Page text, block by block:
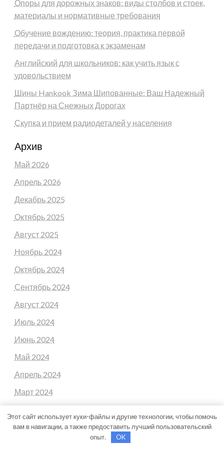
Опоры для дорожных знаков: виды столбов и стоек,
материалы и нормативные требования
Обучение вождению: теория, практика первой
передачи и подготовка к экзаменам
Английский для школьников: как учить язык с
удовольствием
Шины Hankook Зима Шипованные: Ваш Надежный
Партнёр на Снежных Дорогах
Скупка и прием радиодеталей у населения
Архив
Май 2026
Апрель 2026
Декабрь 2025
Октябрь 2025
Август 2025
Ноябрь 2024
Октябрь 2024
Сентябрь 2024
Август 2024
Июль 2024
Июнь 2024
Май 2024
Апрель 2024
Март 2024
Ноябрь 2023
Этот сайт использует куки-файлы и другие технологии, чтобы помочь
вам в навигации, а также предоставить лучший пользовательский
опыт.
OK